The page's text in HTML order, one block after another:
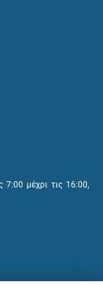
7:00 μέχρι τις 16:00,